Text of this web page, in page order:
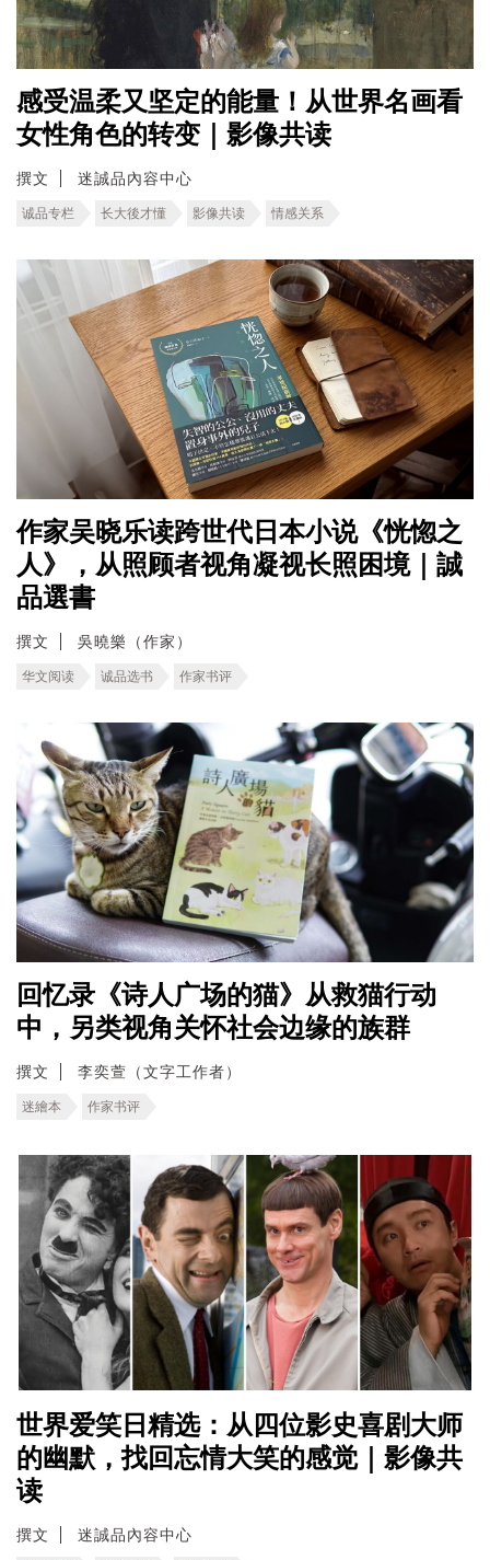
感受温柔又坚定的能量！从世界名画看
女性角色的转变｜影像共读
撰文 迷誠品內容中心
诚品专栏 长大後才懂 影像共读 情感关系
作家吴晓乐读跨世代日本小说《恍惚之
人》，从照顾者视角凝视长照困境｜誠
品選書
撰文 吳曉樂（作家）
华文阅读 诚品选书 作家书评
回忆录《诗人广场的猫》从救猫行动
中，另类视角关怀社会边缘的族群
撰文 李奕萱（文字工作者）
迷繪本 作家书评
世界爱笑日精选：从四位影史喜剧大师
的幽默，找回忘情大笑的感觉｜影像共
读
撰文 迷誠品內容中心